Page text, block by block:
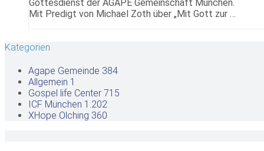
Gottesdienst der AGAPE Gemeinschaft München.
Mit Predigt von Michael Zoth über „Mit Gott zur …
Kategorien
Agape Gemeinde 384
Allgemein 1
Gospel life Center 715
ICF München 1.202
XHope Olching 360